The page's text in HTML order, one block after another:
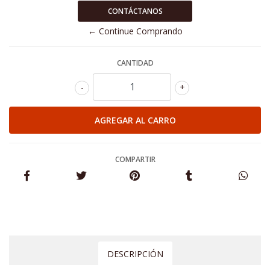
CONTÁCTANOS
← Continue Comprando
CANTIDAD
+
-
COMPARTIR
DESCRIPCIÓN